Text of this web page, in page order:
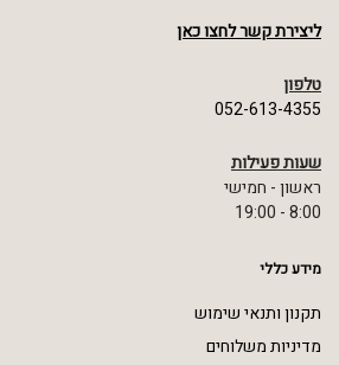
ליצירת קשר לחצו כאן
טלפון
052-613-4355
שעות פעילות
ראשון - חמישי
8:00 - 19:00
מידע כללי
תקנון ותנאי שימוש
מדיניות משלוחים